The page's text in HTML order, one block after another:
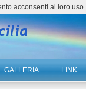
GALLERIA LINK
acconsenti al loro uso.